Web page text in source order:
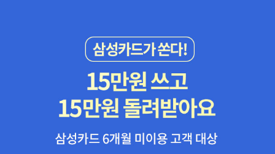
즘을 긍정적으로 본다. 그러면서 가부장제 비판에 몰두한 미국의 급
진주의 페미니즘을 비판한다. 특히 케이트 밀렛을 비판하는 토릴 모
이의 입장은 《성 정치학》을 감명 깊게 읽은 독자(페미니스트)들의 뼈
를 때릴 정도로 강도가 세다. * 시몬 드 보부아르 《제2
의 성 1》 (을유문화사, 1993)* 메리 엘만 《Thinking About Wome
n》 (Palgrave Macmillan, 2014) * 이규명 《영미 여성시인과 여성
이론》 (동인, 2011) 토릴 모이는 밀렛이 자신에게 영향을 준 선
(등대로) / Virginia Woolf (버지니아 울프) 16 AN AMERICA
N TRAGEDY (아메리카의 비극) / Theodore Dreiser (시어도어
로운 사냥꾼) / Carson McCullers (카슨 매컬리스) 18 SLAUG
HTERHOUSE-FIVE (제5 도살장) / Kurt Vonnegut (커트 보네
(랠프 앨리슨) 20 NATIVE SON (토박이) / Richard Wright